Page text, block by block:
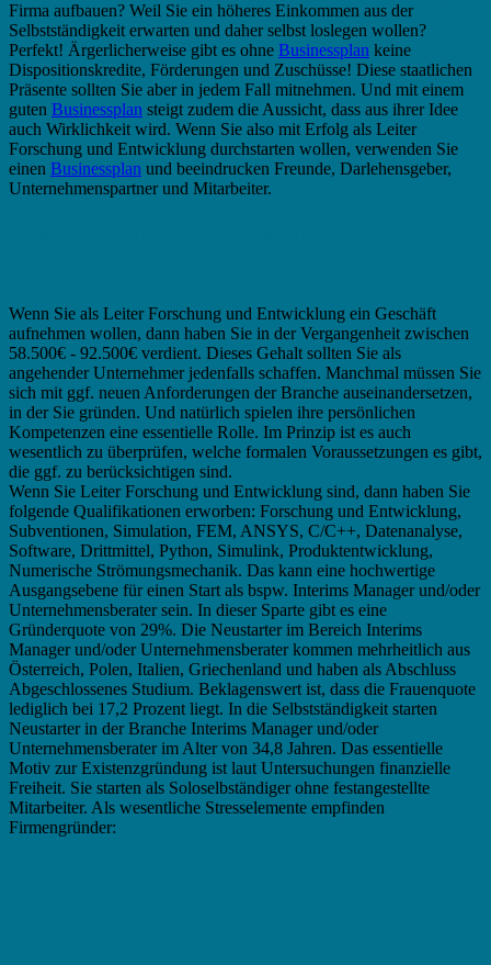
Firma aufbauen? Weil Sie ein höheres Einkommen aus der
Selbstständigkeit erwarten und daher selbst loslegen wollen?
Perfekt! Ärgerlicherweise gibt es ohne Businessplan keine
Dispositionskredite, Förderungen und Zuschüsse! Diese staatlichen
Präsente sollten Sie aber in jedem Fall mitnehmen. Und mit einem
guten Businessplan steigt zudem die Aussicht, dass aus ihrer Idee
auch Wirklichkeit wird. Wenn Sie also mit Erfolg als Leiter
Forschung und Entwicklung durchstarten wollen, verwenden Sie
einen Businessplan und beeindrucken Freunde, Darlehensgeber,
Unternehmenspartner und Mitarbeiter.
Wenn Sie als Leiter Forschung und Entwicklung ein Geschäft
aufnehmen wollen, dann haben Sie in der Vergangenheit zwischen
58.500€ - 92.500€ verdient. Dieses Gehalt sollten Sie als
angehender Unternehmer jedenfalls schaffen. Manchmal müssen Sie
sich mit ggf. neuen Anforderungen der Branche auseinandersetzen,
in der Sie gründen. Und natürlich spielen ihre persönlichen
Kompetenzen eine essentielle Rolle. Im Prinzip ist es auch
wesentlich zu überprüfen, welche formalen Voraussetzungen es gibt,
die ggf. zu berücksichtigen sind.
Wenn Sie Leiter Forschung und Entwicklung sind, dann haben Sie
folgende Qualifikationen erworben: Forschung und Entwicklung,
Subventionen, Simulation, FEM, ANSYS, C/C++, Datenanalyse,
Software, Drittmittel, Python, Simulink, Produktentwicklung,
Numerische Strömungsmechanik. Das kann eine hochwertige
Ausgangsebene für einen Start als bspw. Interims Manager und/oder
Unternehmensberater sein. In dieser Sparte gibt es eine
Gründerquote von 29%. Die Neustarter im Bereich Interims
Manager und/oder Unternehmensberater kommen mehrheitlich aus
Österreich, Polen, Italien, Griechenland und haben als Abschluss
Abgeschlossenes Studium. Beklagenswert ist, dass die Frauenquote
lediglich bei 17,2 Prozent liegt. In die Selbstständigkeit starten
Neustarter in der Branche Interims Manager und/oder
Unternehmensberater im Alter von 34,8 Jahren. Das essentielle
Motiv zur Existenzgründung ist laut Untersuchungen finanzielle
Freiheit. Sie starten als Soloselbständiger ohne festangestellte
Mitarbeiter. Als wesentliche Stresselemente empfinden
Firmengründer: